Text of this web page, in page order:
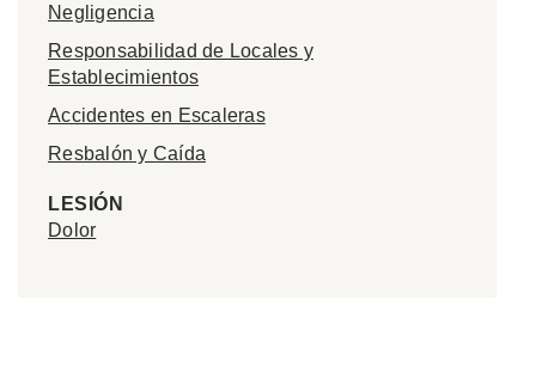
Negligencia
Responsabilidad de Locales y
Establecimientos
Accidentes en Escaleras
Resbalón y Caída
LESIÓN
Dolor